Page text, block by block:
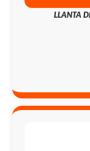
LLANTA